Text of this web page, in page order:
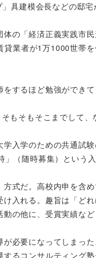
具建模会長などの邸
の「経済正義実践市
貸業者が1万1000世帯
するほど勉強ができ
もそもそこまでして、
入学のための共通試
」（随時募集）という
式だ。高校内申を含
入れる。趣旨は「ど
の他に、受賞実績な
必要になってしまっ
るコンサルティング